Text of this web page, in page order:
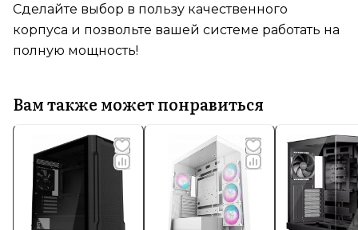
Сделайте выбор в пользу качественного
корпуса и позвольте вашей системе работать на
полную мощность!
Вам также может понравиться